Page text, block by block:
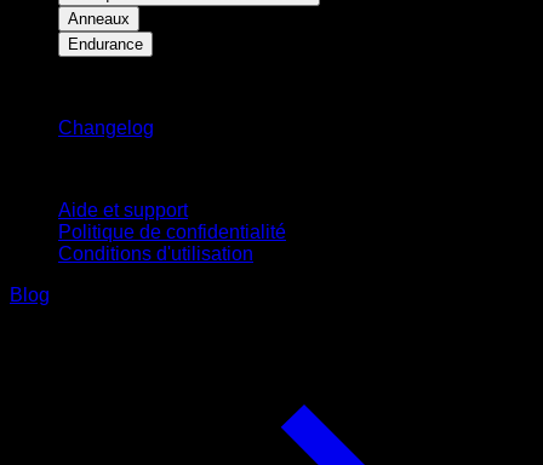
Anneaux
Endurance
Changelog
Aide et support
Politique de confidentialité
Conditions d'utilisation
Blog